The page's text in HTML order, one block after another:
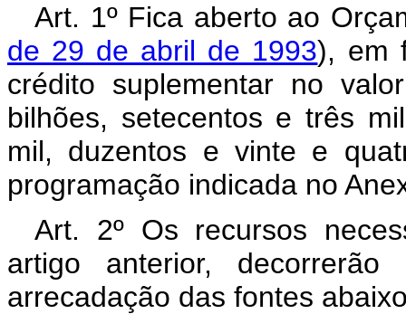
Art. 1º Fica aberto ao
de 29 de abril de 1993), em
crédito suplementar no
bilhões, setecentos e três
mil, duzentos e vinte e
programação indicada no
Art. 2º Os recursos
artigo anterior,
arrecadação das fontes